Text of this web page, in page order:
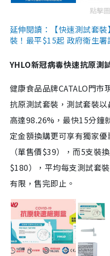
點擊
延伸閱讀：【快速測試套
裝！最平$15起 政府衛生
YHLO新冠病毒快速抗原測
健康食品品牌CATALO門市
抗原測試套裝，測試套裝
高達98.26%，最快15分鐘
定金額換購更可享有獨家
（單售價$39），而5支裝
$180），平均每支測試套
有限，售完即止。